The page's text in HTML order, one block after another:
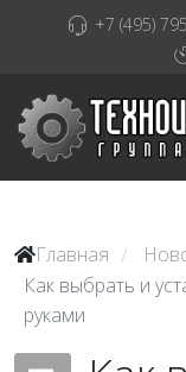
+7 (495)
Главная /
Как выбрать и
руками